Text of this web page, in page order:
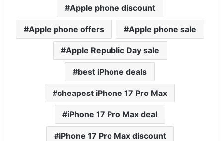
Apple phone discount
Apple phone offers Apple phone sale
Apple Republic Day sale
best iPhone deals
cheapest iPhone 17 Pro Max
iPhone 17 Pro Max deal
iPhone 17 Pro Max discount